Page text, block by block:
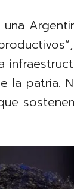
la patria.